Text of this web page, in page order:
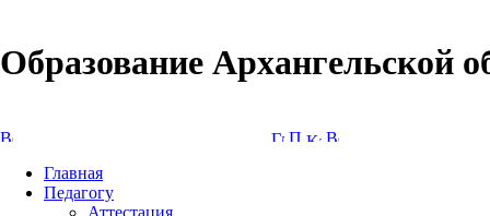
Образование Архангельской
Главная
Педагогу
Аттестация